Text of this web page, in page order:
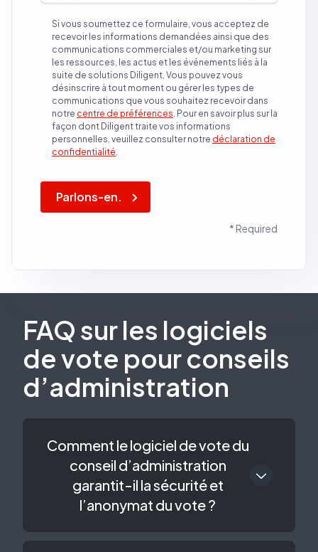
Si vous soumettez ce formulaire, vous acceptez de
recevoir les informations demandées ainsi que des
communications commerciales et/ou marketing sur
les ressources, les actus et les événements liés à la
suite de solutions Diligent. Vous pouvez vous
désinscrire à tout moment ou gérer les types de
communications que vous souhaitez recevoir dans
notre centre de préférences . Pour en savoir plus sur la
façon dont Diligent traite vos informations
personnelles, veuillez consulter notre déclaration de
confidentialité
Parlons-en.
* Required
FAQ sur les logiciels
de vote pour conseils
d’administration
Comment le logiciel de vote du
conseil d’administration
garantit-il la sécurité et
l’anonymat du vote ?